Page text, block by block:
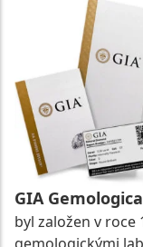
GIA
byl založen v roce